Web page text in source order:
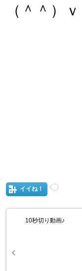
（＾＾）ｖ
イイね！
10秒切り動画♪